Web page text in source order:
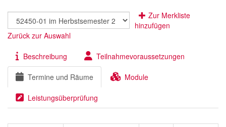
Zur Merkliste
hinzufügen
Zurück zur Auswahl
Beschreibung Teilnahmevoraussetzungen
Termine und Räume Module
Leistungsüberprüfung